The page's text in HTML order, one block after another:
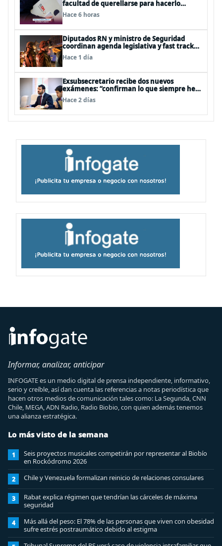
facultad de querellarse para hacerlo
“consultivo”
Hace 6 horas
Diputados RN y ministro de Seguridad
coordinan agenda legislativa y fast track
de proyectos
Hace 1 día
Exsubsecretario recibe dos nuevos
exámenes: “confirman lo que siempre he
dicho que no consumo droga”
Hace 2 días
Informar, analizar, anticipar
INFOGATE es un medio digital de prensa independiente, informativo,
serio y creíble, así dan cuenta las referencias a notas periodística que
hacen otros medios de comunicación tales como: La Segunda, CNN
Chile, MEGA, ADN Radio, Radio Biobio, con quien además tenemos
una alianza estratégica.
Lo más visto de la semana
1
Seis proyectos musicales competirán por representar al Biobío
en Rockódromo 2026
2 Chile y Venezuela formalizan reinicio de relaciones consulares
3
Rabat explica régimen que tendrían las cárceles de máxima
seguridad
4
Más allá del peso: El 78% de las personas que viven con obesidad
sufre estrés postraumático debido al estigma